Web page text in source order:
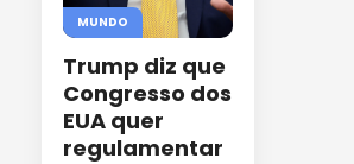
MUNDO
Trump diz que
Congresso dos
EUA quer
regulamentar